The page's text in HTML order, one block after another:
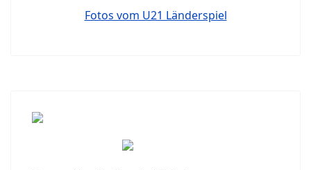
Fotos vom U21 Länderspiel